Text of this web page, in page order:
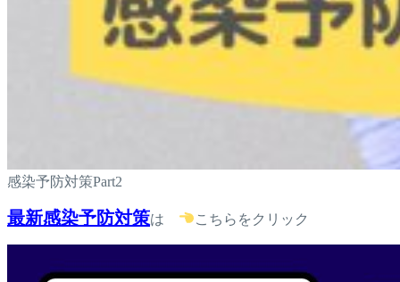
感染予防対策Part2
最新感染予防対策は こちらをクリック